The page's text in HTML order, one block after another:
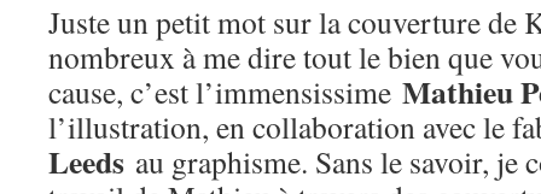
Juste un petit mot sur la couverture de
nombreux à me dire tout le bien que
cause, c’est l’immensissime Mathieu
l’illustration, en collaboration avec le
Leeds au graphisme. Sans le savoir, je